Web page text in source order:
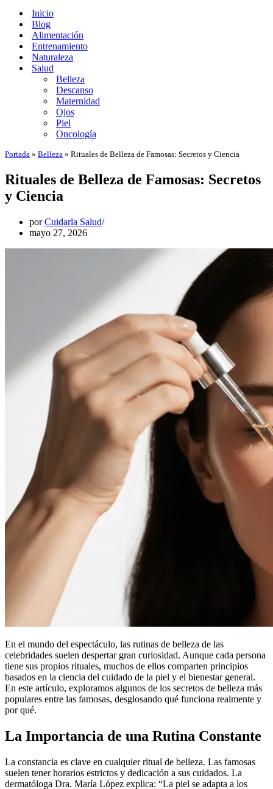
Inicio
Blog
Alimentación
Entrenamiento
Naturaleza
Salud
Belleza
Descanso
Maternidad
Ojos
Piel
Oncología
Portada » Belleza » Rituales de Belleza de Famosas: Secretos y Ciencia
Rituales de Belleza de Famosas: Secretos
y Ciencia
porCuidarla Salud
mayo 27, 2026
En el mundo del espectáculo, las rutinas de belleza de las
celebridades suelen despertar gran curiosidad. Aunque cada persona
tiene sus propios rituales, muchos de ellos comparten principios
basados en la ciencia del cuidado de la piel y el bienestar general.
En este artículo, exploramos algunos de los secretos de belleza más
populares entre las famosas, desglosando qué funciona realmente y
por qué.
La Importancia de una Rutina Constante
La constancia es clave en cualquier ritual de belleza. Las famosas
suelen tener horarios estrictos y dedicación a sus cuidados. La
dermatóloga Dra. María López explica: “La piel se adapta a los